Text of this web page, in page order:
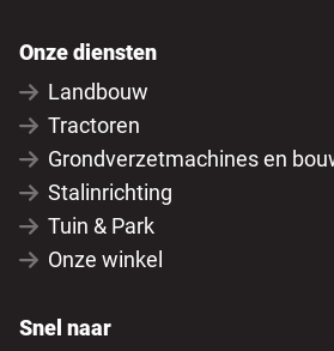
Onze diensten
Landbouw
Tractoren
Grondverzetmachines en
Stalinrichting
Tuin & Park
Onze winkel
Snel naar